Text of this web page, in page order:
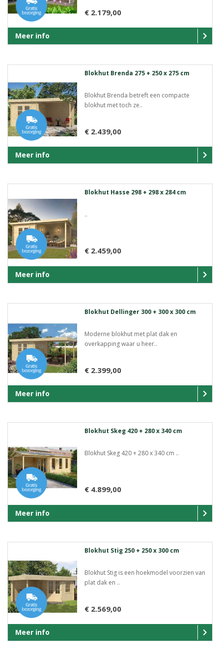
€ 2.179,00
Meer info
Blokhut Brenda 275 + 250 x 275 cm
Blokhut Brenda betreft een compacte
blokhut met toch ze..
€ 2.439,00
Meer info
Blokhut Hasse 298 + 298 x 284 cm
..
€ 2.459,00
Meer info
Blokhut Dellinger 300 + 300 x 300 cm
Moderne blokhut met plat dak en
overkapping waar u heer..
€ 2.399,00
Meer info
Blokhut Skeg 420 + 280 x 340 cm
Blokhut Skeg 420 + 280 x 340 cm ..
€ 4.899,00
Meer info
Blokhut Stig 250 + 250 x 300 cm
Blokhut Stig is een hoekmodel voorzien van
plat dak en ..
€ 2.569,00
Meer info